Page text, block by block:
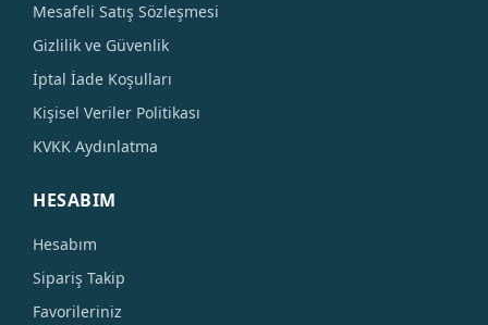
Mesafeli Satış Sözleşmesi
Gizlilik ve Güvenlik
İptal İade Koşulları
Kişisel Veriler Politikası
KVKK Aydınlatma
HESABIM
Hesabım
Sipariş Takip
Favorileriniz